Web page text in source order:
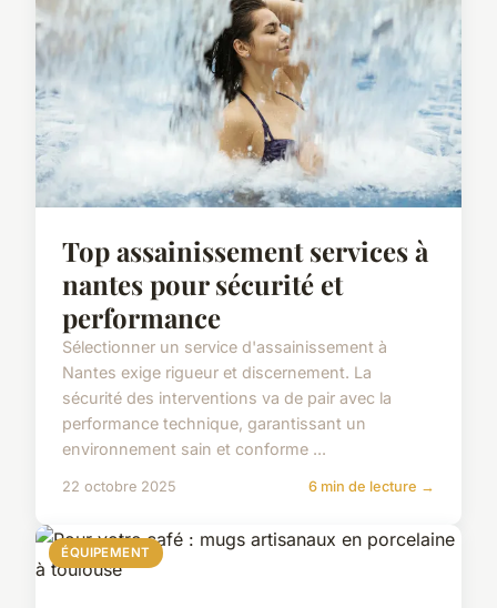
Top assainissement services à
nantes pour sécurité et
performance
Sélectionner un service d'assainissement à
Nantes exige rigueur et discernement. La
sécurité des interventions va de pair avec la
performance technique, garantissant un
environnement sain et conforme ...
22 octobre 2025 6 min de lecture →
ÉQUIPEMENT